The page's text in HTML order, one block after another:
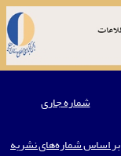
شماره جاری
بر اساس شماره‌های نشریه